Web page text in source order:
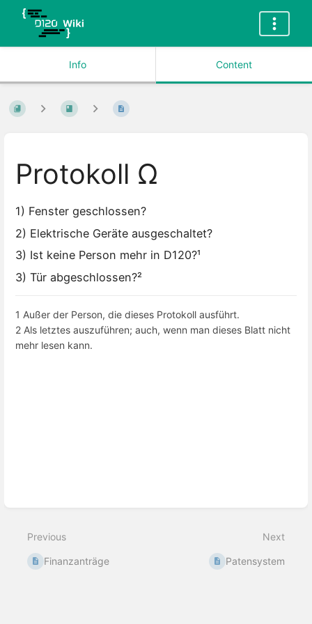
Info Content
Protokoll Ω
1) Fenster geschlossen?
2) Elektrische Geräte ausgeschaltet?
3) Ist keine Person mehr in D120?¹
3) Tür abgeschlossen?²
1 Außer der Person, die dieses Protokoll ausführt.
2 Als letztes auszuführen; auch, wenn man dieses Blatt nicht
mehr lesen kann.
Previous
Finanzanträge
Next
Patensystem